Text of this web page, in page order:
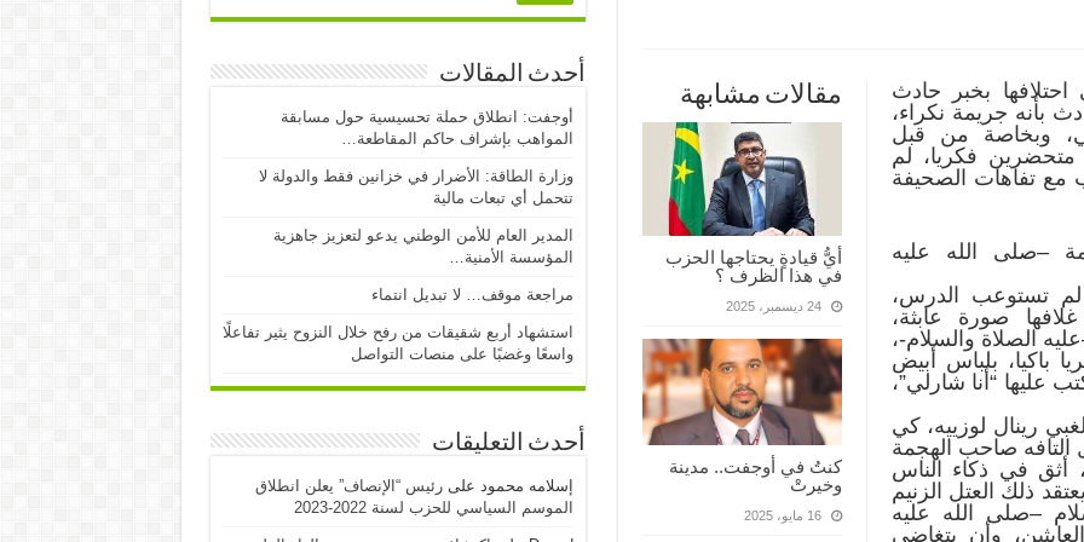
مقالات مشابهة
أيُّ قيادةٍ يحتاجها الحزب
في هذا الظرف ؟
24 ديسمبر، 2025
كنتُ في أوجفت.. مدينة
وخيرتْ
16 مايو، 2025
احتلافها بخبر حادث
بأنه جريمة نكراء،
وبخاصة من قبل
متحضرين فكريا، لم
مع تفاهات الصحيفة
–صلى الله عليه
لم تستوعب الدرس،
صورة عابثة،
الصلاة والسلام-،
باكيا، بلباس أبيض
عليها “أنا شارلي”،
رينال لوزييه، كي
التافه صاحب الهجمة
أثق في ذكاء الناس
ذلك العتل الزنيم
–صلى الله عليه
وأن يتغاضى
أحدث المقالات
أوجفت: انطلاق حملة تحسيسية حول مسابقة
المواهب بإشراف حاكم المقاطعة…
وزارة الطاقة: الأضرار في خزانين فقط والدولة لا
تتحمل أي تبعات مالية
المدير العام للأمن الوطني يدعو لتعزيز جاهزية
المؤسسة الأمنية…
مراجعة موقف… لا تبديل انتماء
استشهاد أربع شقيقات من رفح خلال النزوح يثير تفاعلًا
واسعًا وغضبًا على منصات التواصل
أحدث التعليقات
إسلامه محمود علىرئيس “الإنصاف” يعلن انطلاق
الموسم السياسي للحزب لسنة 2022-2023